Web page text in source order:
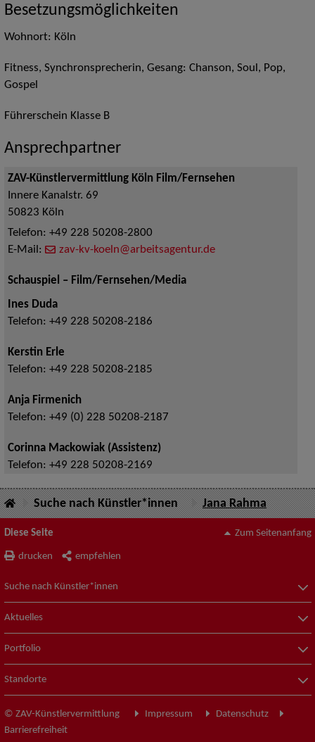
Besetzungsmöglichkeiten
Wohnort: Köln
Fitness, Synchronsprecherin, Gesang: Chanson, Soul, Pop,
Gospel
Führerschein Klasse B
Ansprechpartner
ZAV-Künstlervermittlung Köln Film/Fernsehen
Innere Kanalstr. 69
50823 Köln
Telefon: +49 228 50208-2800
E-Mail:
zav-kv-koeln@arbeitsagentur.de
Schauspiel – Film/Fernsehen/Media
Ines Duda
Telefon: +49 228 50208-2186
Kerstin Erle
Telefon: +49 228 50208-2185
Anja Firmenich
Telefon: +49 (0) 228 50208-2187
Corinna Mackowiak (Assistenz)
Telefon: +49 228 50208-2169
Suche nach Künstler*innen Jana Rahma
Diese Seite
drucken empfehlen
Zum Seitenanfang
Suche nach Künstler*innen
Aktuelles
Portfolio
Standorte
© ZAV-Künstlervermittlung Impressum
Datenschutz
Barrierefreiheit